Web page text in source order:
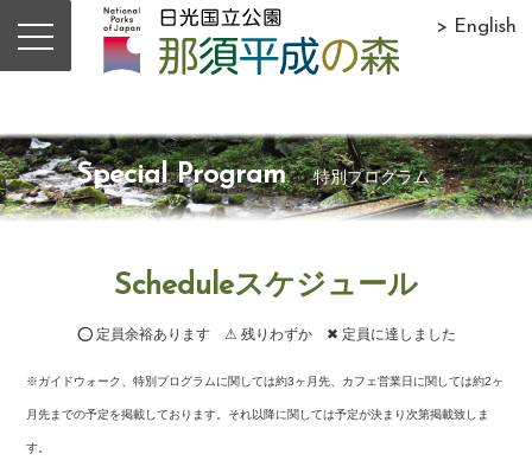
> English
Special Program 特別プログラム
Scheduleスケジュール
⭕ 定員余裕あります ⚠ 残りわずか ✖ 定員に達しました
※ガイドウォーク、特別プログラムに関しては約3ヶ月先、カフェ営業日に関しては約2ヶ
月先までの予定を掲載しております。それ以降に関しては予定が決まり次第掲載致しま
す。